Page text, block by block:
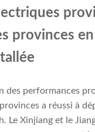
provinces
des performances
a réussi à
Le Xinjiang et le